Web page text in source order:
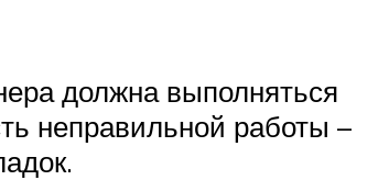
должна выполняться
неправильной работы –